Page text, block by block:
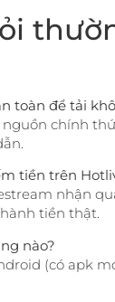
toàn để tải
chính
tiền trên
nhận
tiền thật.
nào?
(có apk